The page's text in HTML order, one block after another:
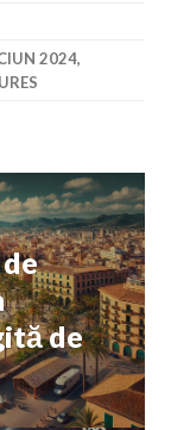
2024,
de